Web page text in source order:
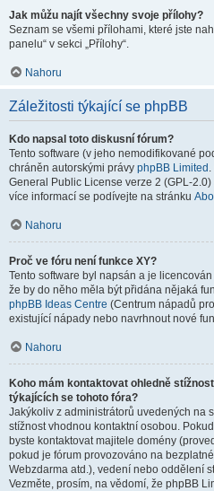
Jak můžu najít všechny svoje přílohy?
Seznam se všemi přílohami, které jste
panelu“ v sekci „Přílohy“.
Nahoru
Záležitosti týkající se phpBB
Kdo napsal toto diskusní fórum?
Tento software (v jeho nemodifikované
chráněn autorskými právy phpBB Limited
General Public License verze 2 (GPL-
více informací se podívejte na stránku
Nahoru
Proč ve fóru není funkce XY?
Tento software byl napsán a je
že by do něho měla být přidána nějaká
phpBB Ideas Centre (Centrum nápadů
existující nápady nebo navrhnout nové
Nahoru
Koho mám kontaktovat ohledně
týkajících se tohoto fóra?
Jakýkoliv z administrátorů uvedených na
stížnost vhodnou kontaktní osobou.
byste kontaktovat majitele domény
pokud je fórum provozováno na
Webzdarma atd.), vedení nebo oddělení
Vezměte, prosím, na vědomí, že phpBB